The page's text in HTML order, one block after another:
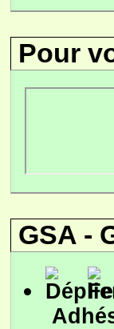
Pour
GSA -